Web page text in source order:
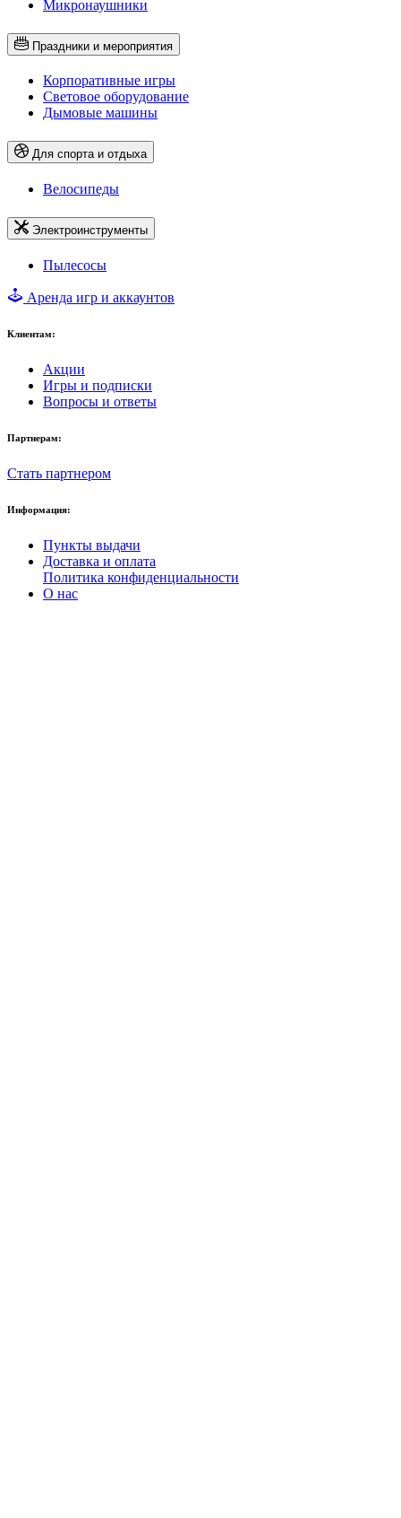
Микронаушники
Праздники и мероприятия
Корпоративные игры
Световое оборудование
Дымовые машины
Для спорта и отдыха
Велосипеды
Электроинструменты
Пылесосы
Аренда игр и аккаунтов
Клиентам:
Акции
Игры и подписки
Вопросы и ответы
Партнерам:
Стать партнером
Информация:
Пункты выдачи
Доставка и оплата
Политика конфиденциальности
О нас